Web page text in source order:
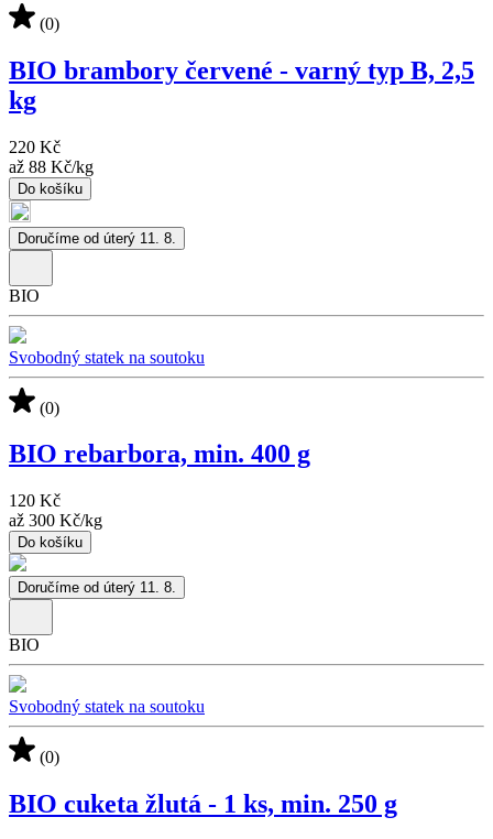
(0)
BIO brambory červené - varný typ B, 2,5
kg
220 Kč
až 88 Kč/kg
Do košíku
Doručíme od úterý 11. 8.
BIO
Svobodný statek na soutoku
(0)
BIO rebarbora, min. 400 g
120 Kč
až 300 Kč/kg
Do košíku
Doručíme od úterý 11. 8.
BIO
Svobodný statek na soutoku
(0)
BIO cuketa žlutá - 1 ks, min. 250 g